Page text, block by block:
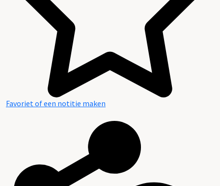
Favoriet of een notitie maken